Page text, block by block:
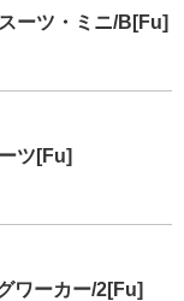
ーツ・ミニ/B[Fu]
ツ[Fu]
ワーカー/2[Fu]